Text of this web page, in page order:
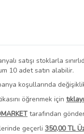
satışı stoklarla
10 adet satın alabilir.
koşullarında
öğrenmek için
tarafından
geçerli 350,00 TL